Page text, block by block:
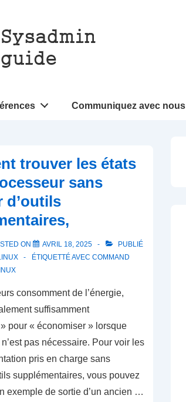
Communiquez avec nous
trouver les états
sans
d’outils
ON AVRIL 18, 2025
PUBLIÉ
ÉTIQUETTÉ AVEC COMMAND
consomment de l’énergie,
suffisamment
pour « économiser » lorsque
pas nécessaire. Pour voir les
pris en charge sans
supplémentaires, vous pouvez
exemple de sortie d’un ancien …